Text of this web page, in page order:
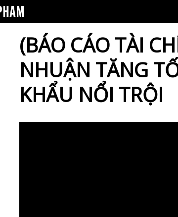
(BÁO CÁO TÀI
NHUẬN TĂNG
KHẨU NỔI TRỘI